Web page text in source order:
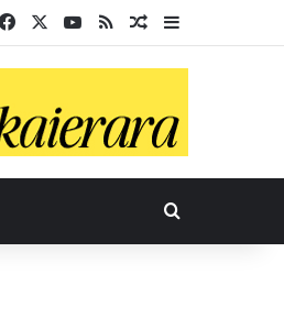
Facebook YouTube
RSS Ausazko
Bilatu